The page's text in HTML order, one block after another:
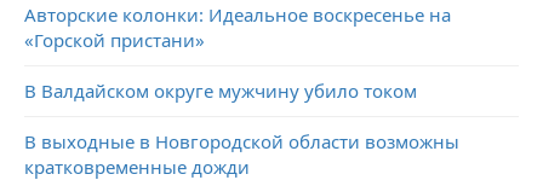
Авторские колонки: Идеальное воскресенье на
«Горской пристани»
В Валдайском округе мужчину убило током
В выходные в Новгородской области возможны
кратковременные дожди